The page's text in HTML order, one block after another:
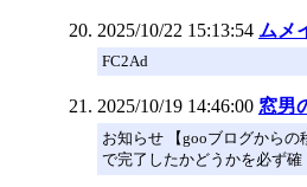
2025/10/22 15:13:54 ムメ
FC2Ad
2025/10/19 14:46:00 窓男
お知らせ 【gooブログからの
で完了したかどうかを必ず確